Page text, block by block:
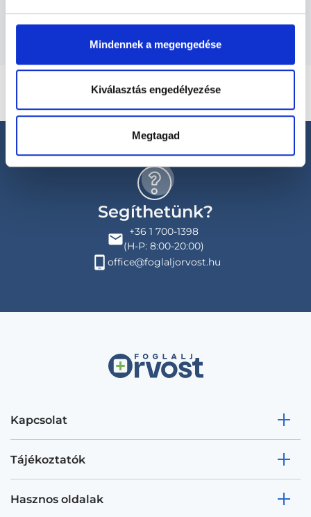
Mindennek a megengedése
Kiválasztás engedélyezése
Megtagad
Segíthetünk?
+36 1 700-1398
(H-P: 8:00-20:00)
office@foglaljorvost.hu
Kapcsolat
Tájékoztatók
Hasznos oldalak